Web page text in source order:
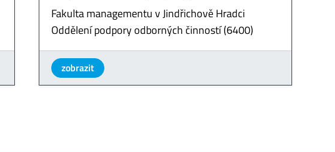
Fakulta managementu v Jindřichově Hradci
Oddělení podpory odborných činností (6400)
zobrazit